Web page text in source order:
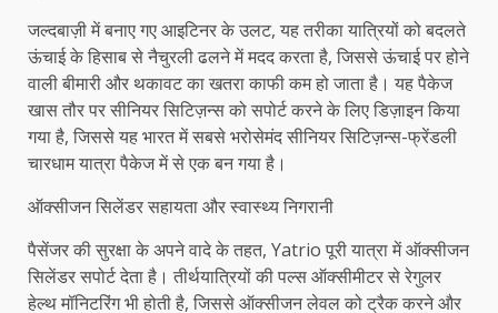
जल्दबाज़ी में बनाए गए आइटिनर के उलट, यह तरीका यात्रियों को बदलते
ऊंचाई के हिसाब से नैचुरली ढलने में मदद करता है, जिससे ऊंचाई पर होने
वाली बीमारी और थकावट का खतरा काफी कम हो जाता है। यह पैकेज
खास तौर पर सीनियर सिटिज़न्स को सपोर्ट करने के लिए डिज़ाइन किया
गया है, जिससे यह भारत में सबसे भरोसेमंद सीनियर सिटिज़न्स-फ्रेंडली
चारधाम यात्रा पैकेज में से एक बन गया है।
ऑक्सीजन सिलेंडर सहायता और स्वास्थ्य निगरानी
पैसेंजर की सुरक्षा के अपने वादे के तहत, Yatrio पूरी यात्रा में ऑक्सीजन
सिलेंडर सपोर्ट देता है। तीर्थयात्रियों की पल्स ऑक्सीमीटर से रेगुलर
हेल्थ मॉनिटरिंग भी होती है, जिससे ऑक्सीजन लेवल को ट्रैक करने और